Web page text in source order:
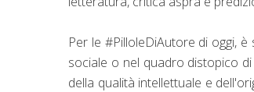
Per le #PilloleDiAutore di oggi,
sociale o nel quadro distopico
della qualità intellettuale e